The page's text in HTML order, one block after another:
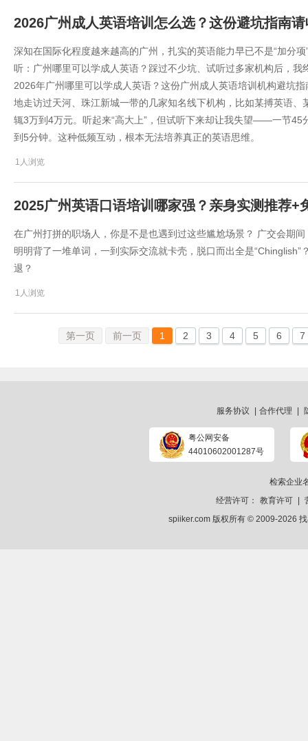
2026广州成人英语培训怎么选？这份避坑指南
深知在国际化程度越来越高的广州，扎实的英语能力早已不是“加分
听：广州哪里可以学成人英语？踩过不少坑、试听过多家机构后，
2026年广州哪里可以学成人英语？这份广州成人英语培训机构避坑
地走访过天河、珠江新城一带的几家知名线下机构，比如某搏英语
辄3万到4万元。听起来“高大上”，但试听下来却让我失望——一节45
到5分钟。这种低频互动，根本无法培养真正的英语思维。
1人浏览
2025广州英语口语培训哪家强？亲身实测推荐+
在广州打拼的职场人，你是不是也遇到过这些尴尬场景？ 广交会期
明明背了一堆单词，一到实际交流就卡壳，脱口而出全是
退？
1人浏览
第一页 前一页 1 2 3 4 5 6 7
服务协议 合作代理
粤公网安备
44010602001287号
检索企业
经营许可：
教育许可
spiiker.com 版权所有 © 2009-2026